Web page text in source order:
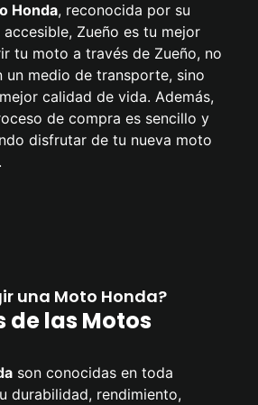
Honda, reconocida por su
Zueño es tu mejor
tu moto a través de Zueño, no
un medio de transporte, sino
calidad de vida. Además,
de compra es sencillo y
disfrutar de tu nueva moto
una Moto Honda?
de las Motos
son conocidas en toda
durabilidad, rendimiento,